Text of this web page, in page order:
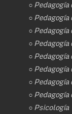
○
○ Pedagogía
○ Pedagogía
○ Pedagogía
○ Pedagogía
○ Pedagogía
○ Pedagogía
○ Pedagogía
○ Psicología